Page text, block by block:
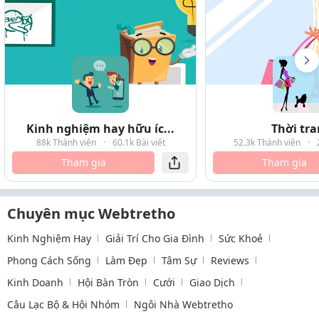
Kinh nghiệm hay hữu íc...
88k Thành viên · 60.1k Bài viết
Tham gia
Thời
52.3k Thành viên ·
Tham gia
Chuyên mục Webtretho
Kinh Nghiệm Hay Giải Trí Cho Gia Đình
Sức Khoẻ
Phong Cách Sống
Làm Đẹp Tâm Sự
Reviews
Kinh Doanh
Hội Bàn Tròn Cưới
Giao Dịch
Câu Lạc Bộ & Hội Nhóm
Ngôi Nhà Webtretho